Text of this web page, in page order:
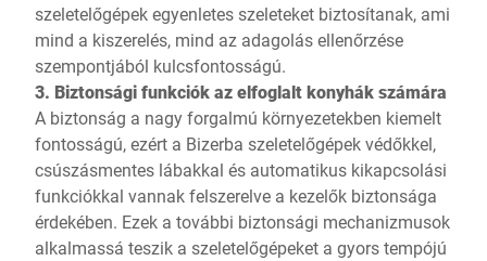
szeletelőgépek egyenletes szeleteket biztosítanak, ami
mind a kiszerelés, mind az adagolás ellenőrzése
szempontjából kulcsfontosságú.
3. Biztonsági funkciók az elfoglalt konyhák számára
A biztonság a nagy forgalmú környezetekben kiemelt
fontosságú, ezért a Bizerba szeletelőgépek védőkkel,
csúszásmentes lábakkal és automatikus kikapcsolási
funkciókkal vannak felszerelve a kezelők biztonsága
érdekében. Ezek a további biztonsági mechanizmusok
alkalmassá teszik a szeletelőgépeket a gyors tempójú